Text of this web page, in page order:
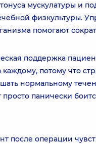
мускулатуры и
физкультуры.
помогают
поддержка
потому что
нормальному
просто панически
после операции